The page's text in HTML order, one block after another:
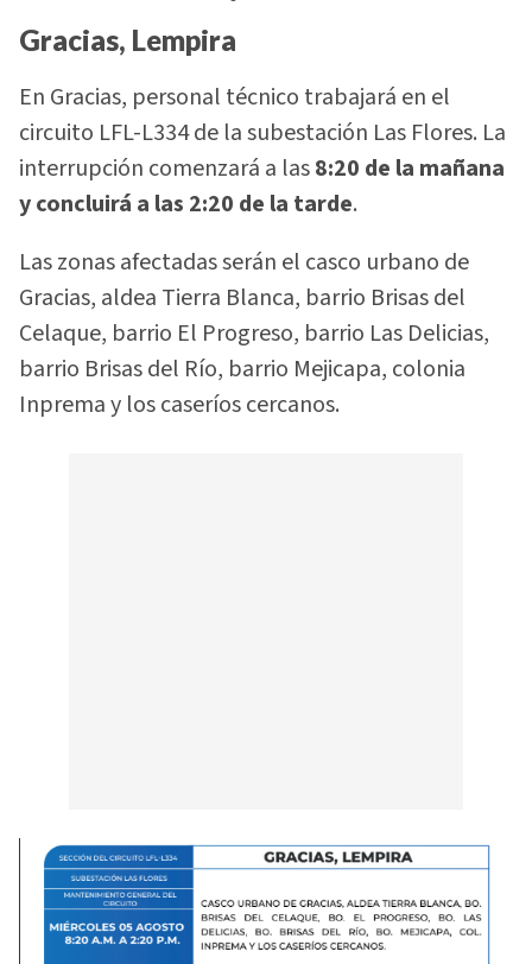
Gracias, Lempira
En Gracias, personal técnico trabajará en el
circuito LFL-L334 de la subestación Las Flores. La
interrupción comenzará a las8:20 de la mañana
y concluirá a las 2:20 de la tarde.
Las zonas afectadas serán el casco urbano de
Gracias, aldea Tierra Blanca, barrio Brisas del
Celaque, barrio El Progreso, barrio Las Delicias,
barrio Brisas del Río, barrio Mejicapa, colonia
Inprema y los caseríos cercanos.